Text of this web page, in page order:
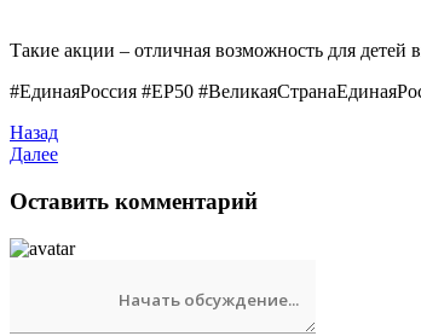
Такие акции – отличная возможность для детей
#ЕдинаяРоссия #ЕР50
Назад
Далее
Оставить комментарий